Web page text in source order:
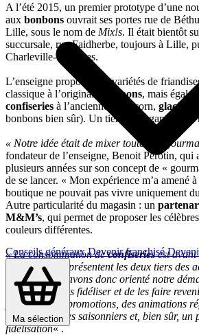
Conseils générauxDevenir franchisé
Ma sélection
A l’été 2015, un premier prototype d’une
aux bonbons ouvrait ses portes rue de
Lille, sous le nom de Mix!s. Il était bientôt
succursale, rue Faidherbe, toujours à Lille,
Charleville-Mézières.
L’enseigne propose 350 variétés de
classique à l’original :
bonbons, mais
confiseries à l’ancienne, pop-corn, glaces
bonbons bien sûr). Un tiers de la gamme est
« Notre idée était de mixer toutes les
fondateur de l’enseigne, Benoit Pérotin, qui
plusieurs années sur son concept de «
de se lancer. « Mon expérience m’a amené
boutique ne pouvait pas vivre uniquement du
Autre particularité du magasin : un
M&M’s, qui permet de proposer les
couleurs différentes.
« La consommation deconfiseriesest
femmes, qui représentent les deux tiers des
Pérotin.Nous avons donc orienté notre
elles, afin de les fidéliser et de les faire
passe par des promotions, des animations
avant de thèmes saisonniers et, bien sûr, un
fidélisation« .